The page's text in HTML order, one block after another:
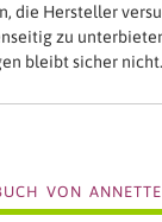
die Hersteller
zu
bleibt sicher
VON ANNETTE